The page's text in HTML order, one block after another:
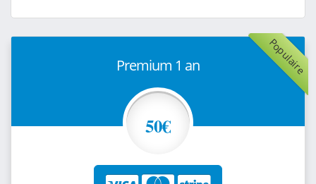
Populaire
Premium 1 an
50€